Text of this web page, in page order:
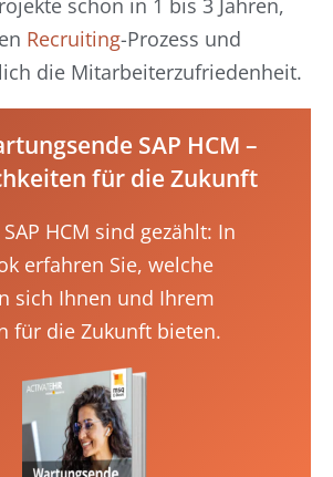
schon in 1 bis 3 Jahren,
Recruiting-Prozess und
die Mitarbeiterzufriedenheit.
SAP HCM –
für die Zukunft
HCM sind gezählt: In
erfahren Sie, welche
sich Ihnen und Ihrem
für die Zukunft bieten.